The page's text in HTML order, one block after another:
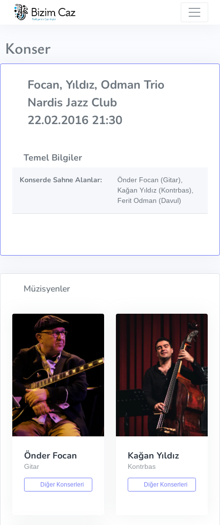
Konser
Focan, Yıldız, Odman Trio
Nardis Jazz Club
22.02.2016 21:30
Temel Bilgiler
Konserde Sahne Alanlar:
Önder Focan (Gitar),
Kağan Yıldız (Kontrbas),
Ferit Odman (Davul)
Müzisyenler
Önder Focan
Gitar
Diğer Konserleri
Kağan Yıldız
Kontrbas
Diğer Konserleri